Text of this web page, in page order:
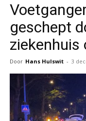
geschept
ziekenhuis
Door Hans Hulswit - 3